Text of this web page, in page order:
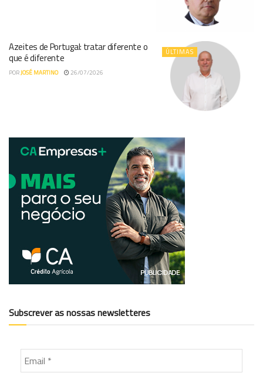
ÚLTIMAS
Azeites de Portugal: tratar diferente o
que é diferente
PORJOSÉ MARTINO 26/07/2026
Subscrever as nossas newsletteres